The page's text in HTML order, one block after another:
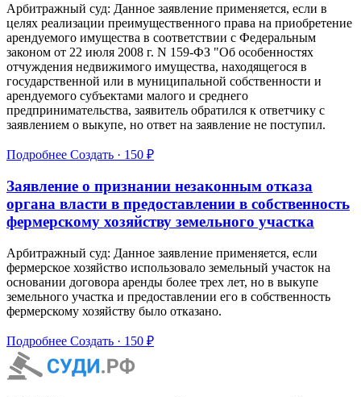
Арбитражный суд: Данное заявление применяется, если в
целях реализации преимущественного права на приобретение
арендуемого имущества в соответствии с Федеральным
законом от 22 июля 2008 г. N 159-ФЗ "Об особенностях
отчуждения недвижимого имущества, находящегося в
государственной или в муниципальной собственности и
арендуемого субъектами малого и среднего
предпринимательства, заявитель обратился к ответчику с
заявлением о выкупе, но ответ на заявление не поступил.
Подробнее Создать · 150 ₽
Заявление о признании незаконным отказа
органа власти в предоставлении в собственность
фермерскому хозяйству земельного участка
Арбитражный суд: Данное заявление применяется, если
фермерское хозяйство использовало земельный участок на
основании договора аренды более трех лет, но в выкупе
земельного участка и предоставлении его в собственность
фермерскому хозяйству было отказано.
Подробнее Создать · 150 ₽